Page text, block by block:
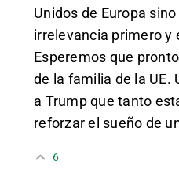
Unidos de Europa
irrelevancia primero y
Esperemos que
de la familia de la UE.
a Trump que tanto
reforzar el sueño de
6